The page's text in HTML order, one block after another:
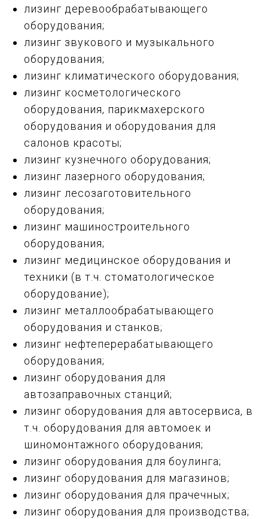
лизинг деревообрабатывающего
оборудования;
лизинг звукового и музыкального
оборудования;
лизинг климатического оборудования;
лизинг косметологического
оборудования, парикмахерского
оборудования и оборудования для
салонов красоты;
лизинг кузнечного оборудования;
лизинг лазерного оборудования;
лизинг лесозаготовительного
оборудования;
лизинг машиностроительного
оборудования;
лизинг медицинское оборудования и
техники (в т.ч. стоматологическое
оборудование);
лизинг металлообрабатывающего
оборудования и станков;
лизинг нефтеперерабатывающего
оборудования;
лизинг оборудования для
автозаправочных станций;
лизинг оборудования для автосервиса, в
т.ч. оборудования для автомоек и
шиномонтажного оборудования;
лизинг оборудования для боулинга;
лизинг оборудования для магазинов;
лизинг оборудования для прачечных;
лизинг оборудования для производства;